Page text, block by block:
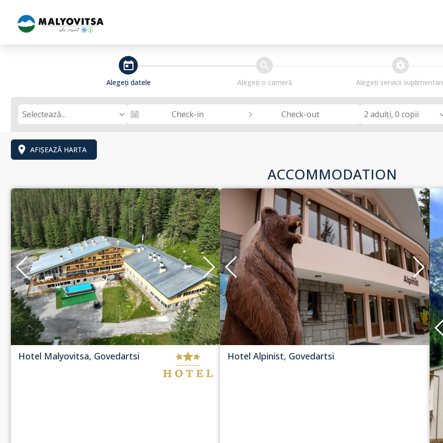
steps_calendar
Alegeți datele
search
Alegeți o cameră
extra_services
Alegeți servicii
Selectează... Check-in Check-out 2 adulți, 0 copii
AFIȘEAZĂ HARTA
ACCOMMODATION
Hotel Malyovitsa, Govedartsi Hotel Alpinist, Govedartsi